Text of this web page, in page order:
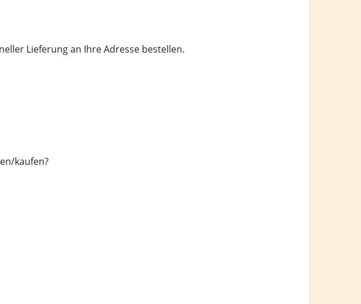
Lieferung an Ihre Adresse bestellen.
kaufen?